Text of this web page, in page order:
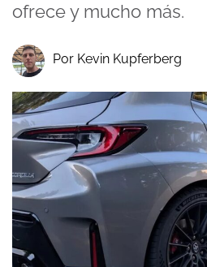
ofrece y mucho más.
Por Kevin Kupferberg